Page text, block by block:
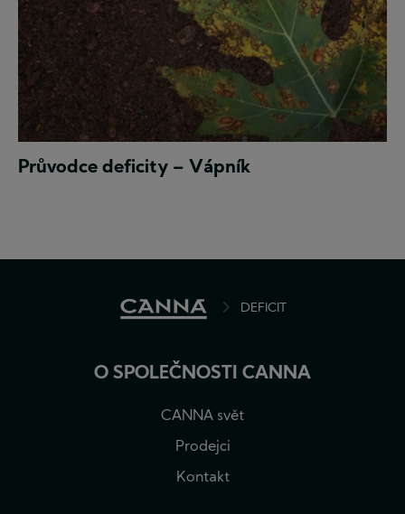
Vápník
(Ca)
Průvodce deficity – Vápník
BREADCRUMBDEFICIT
O SPOLEČNOSTI CANNA
CANNA svět
Prodejci
Kontakt